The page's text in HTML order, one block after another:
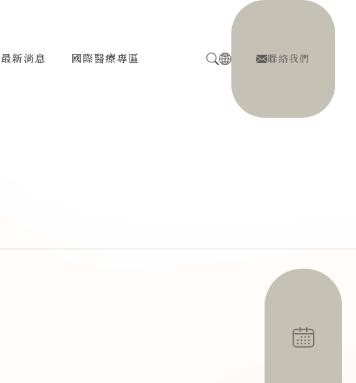
最新消息 國際醫療專區 聯絡我們